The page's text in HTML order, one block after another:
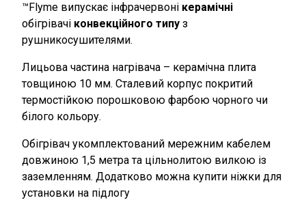
™Flyme випускає інфрачервоні керамічні
обігрівачі конвекційного типу з
рушникосушителями.
Лицьова частина нагрівача – керамічна плита
товщиною 10 мм. Сталевий корпус покритий
термостійкою порошковою фарбою чорного чи
білого кольору.
Обігрівач укомплектований мережним кабелем
довжиною 1,5 метра та цільнолитою вилкою із
заземленням. Додатково можна купити ніжки для
установки на підлогу